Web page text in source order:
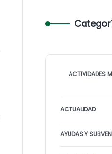
ACTIVIDADES
ACTUALIDAD
AYUDAS Y